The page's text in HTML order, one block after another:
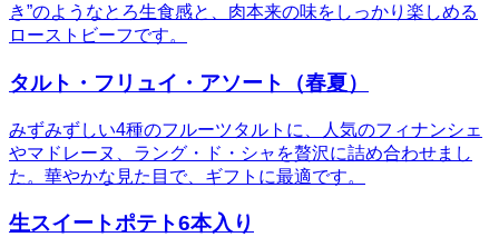
き”のようなとろ生食感と、肉本来の味をしっかり楽しめる
ローストビーフです。
タルト・フリュイ・アソート（春夏）
みずみずしい4種のフルーツタルトに、人気のフィナンシェ
やマドレーヌ、ラング・ド・シャを贅沢に詰め合わせまし
た。華やかな見た目で、ギフトに最適です。
生スイートポテト6本入り